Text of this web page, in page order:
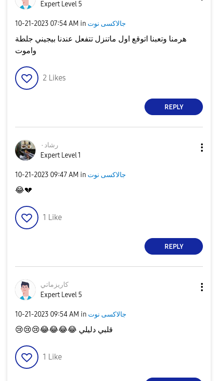
Expert Level 5
‎10-21-2023 07:54 AM in جالاكسى نوت
هرمنا وتعبنا اتوقع اول ماتنزل تتفعل عندنا بيجيني جلطة
واموت
2 Likes
REPLY
رشاد٠
Expert Level 1
‎10-21-2023 09:47 AM in جالاكسى نوت
😂💔
1 Like
REPLY
كاريزماتي
Expert Level 5
‎10-21-2023 09:54 AM in جالاكسى نوت
😢😢😢😂😂😂😂 قلبي دليلي
1 Like